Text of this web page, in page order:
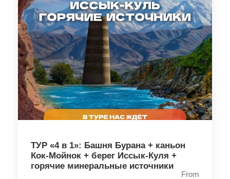
ТУР «4 в 1»: Башня Бурана + каньон
Кок-Мойнок + берег Иссык-Куля +
горячие минеральные источники
From